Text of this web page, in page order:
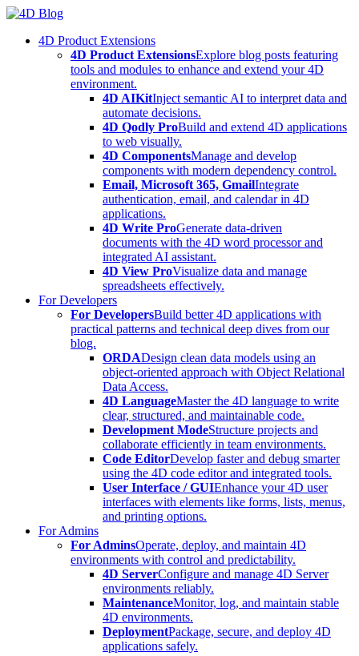
Skip
content4D Product Extensions
4D Product ExtensionsExplore blog posts featuring
tools and modules to enhance and extend your 4D
environment.
4D AIKitInject semantic AI to interpret data and
automate decisions.
4D Qodly ProBuild and extend 4D applications
to web visually.
4D ComponentsManage and develop
components with modern dependency control.
Email, Microsoft 365, GmailIntegrate
authentication, email, and calendar in 4D
applications.
4D Write ProGenerate data-driven
documents with the 4D word processor and
integrated AI assistant.
4D View ProVisualize data and manage
spreadsheets effectively.
For Developers
For DevelopersBuild better 4D applications with
practical patterns and technical deep dives from our
blog.
ORDADesign clean data models using an
object-oriented approach with Object Relational
Data Access.
4D LanguageMaster the 4D language to write
clear, structured, and maintainable code.
Development ModeStructure projects and
collaborate efficiently in team environments.
Code EditorDevelop faster and debug smarter
using the 4D code editor and integrated tools.
User Interface / GUIEnhance your 4D user
interfaces with elements like forms, lists, menus,
and printing options.
For Admins
For AdminsOperate, deploy, and maintain 4D
environments with control and predictability.
4D ServerConfigure and manage 4D Server
environments reliably.
MaintenanceMonitor, log, and maintain stable
4D environments.
DeploymentPackage, secure, and deploy 4D
applications safely.